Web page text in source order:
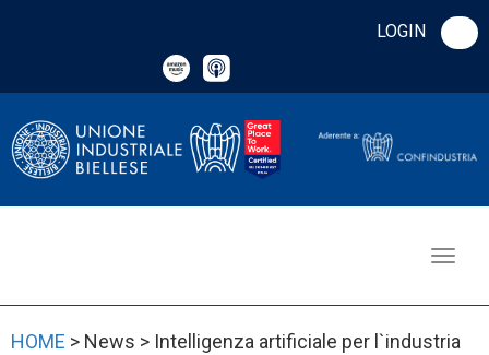
LOGIN
HOME > News > Intelligenza artificiale per l`industria